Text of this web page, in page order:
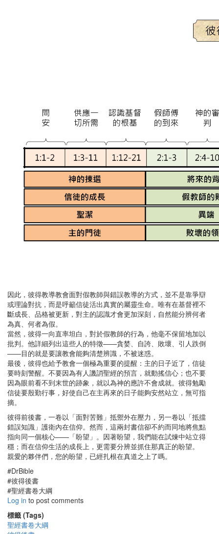
因此，彼得教導教會面對假教師與錯誤教導的方式，並不是靠爭辯
或理論對抗，而是呼籲信徒活出真實的屬靈生命。唯有在基督裡不
斷成長、品格被更新，對主的認識才會更加深刻，自然能分辨何者
為真、何者為假。
當然，彼得一向直率坦白，對於假教師的行為，他毫不保留地加以
批判。他詳細列出這些人的特徵——貪婪、自誇、敗壞、引人跌倒
——目的就是要讓教會能夠清楚辨識，不被迷惑。
最後，彼得也給予教會一個極為重要的提醒：主的日子近了，信徒
要時刻警醒。不要因為有人譏誚聖經的預言，就動搖信心；也不要
因為眼前看不到末世的跡象，就以為神的應許不會成就。彼得勉勵
信徒要殷勤行事，好使自己在主再來的日子能夠安然站立，無可指
摘。
彼得前後書，一卷以「面對苦難」抵禦外在壓力，另一卷以「抵擋
錯誤知識」護衛內在信仰。然而，這兩封書信卻不約而同地將焦點
指向同一個核心——「盼望」。因著盼望，我們能在試煉中站立得
穩；而在信仰生活的成長上，更需要分辨並抓住那真正的盼望。
親愛的夥伴們，您的盼望，已經扎根在真道之上了嗎。
#DrBible
#彼得後書
#聖經書卷大綱
Log in to post comments
標籤 (Tags)
聖經書卷大綱